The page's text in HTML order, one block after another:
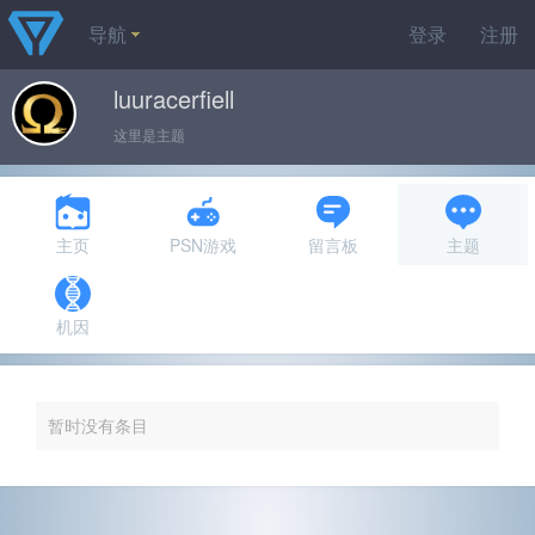
登录 注册
导航
luuracerfiell
这里是主题
主页 PSN游戏 留言板 主题
机因
暂时没有条目